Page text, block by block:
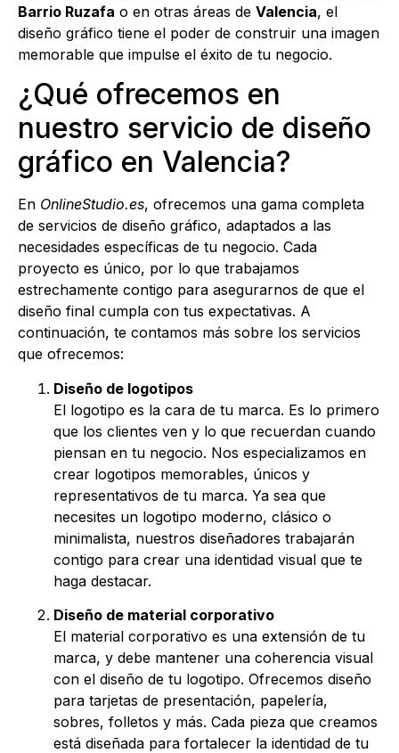
Barrio Ruzafa o en otras áreas de Valencia, el
diseño gráfico tiene el poder de construir una imagen
memorable que impulse el éxito de tu negocio.
¿Qué ofrecemos en
nuestro servicio de diseño
gráfico en Valencia?
En OnlineStudio.es, ofrecemos una gama completa
de servicios de diseño gráfico, adaptados a las
necesidades específicas de tu negocio. Cada
proyecto es único, por lo que trabajamos
estrechamente contigo para asegurarnos de que el
diseño final cumpla con tus expectativas. A
continuación, te contamos más sobre los servicios
que ofrecemos:
Diseño de logotipos
El logotipo es la cara de tu marca. Es lo primero
que los clientes ven y lo que recuerdan cuando
piensan en tu negocio. Nos especializamos en
crear logotipos memorables, únicos y
representativos de tu marca. Ya sea que
necesites un logotipo moderno, clásico o
minimalista, nuestros diseñadores trabajarán
contigo para crear una identidad visual que te
haga destacar.
Diseño de material corporativo
El material corporativo es una extensión de tu
marca, y debe mantener una coherencia visual
con el diseño de tu logotipo. Ofrecemos diseño
para tarjetas de presentación, papelería,
sobres, folletos y más. Cada pieza que creamos
está diseñada para fortalecer la identidad de tu